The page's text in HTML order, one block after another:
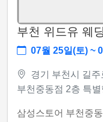
부천 위드유 웨
07월 25일(토) ~
경기 부천시 길
부천중동점 2층 특
삼성스토어 부천중